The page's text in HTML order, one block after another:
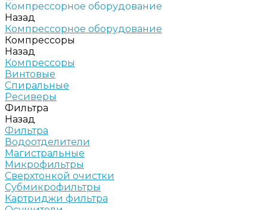
Компрессорное оборудование
Назад
Компрессорное оборудование
Компрессоры
Назад
Компрессоры
Винтовые
Спиральные
Ресиверы
Фильтра
Назад
Фильтра
Водоотделители
Магистральные
Микрофильтры
Сверхтонкой очистки
Субмикрофильтры
Картриджи фильтра